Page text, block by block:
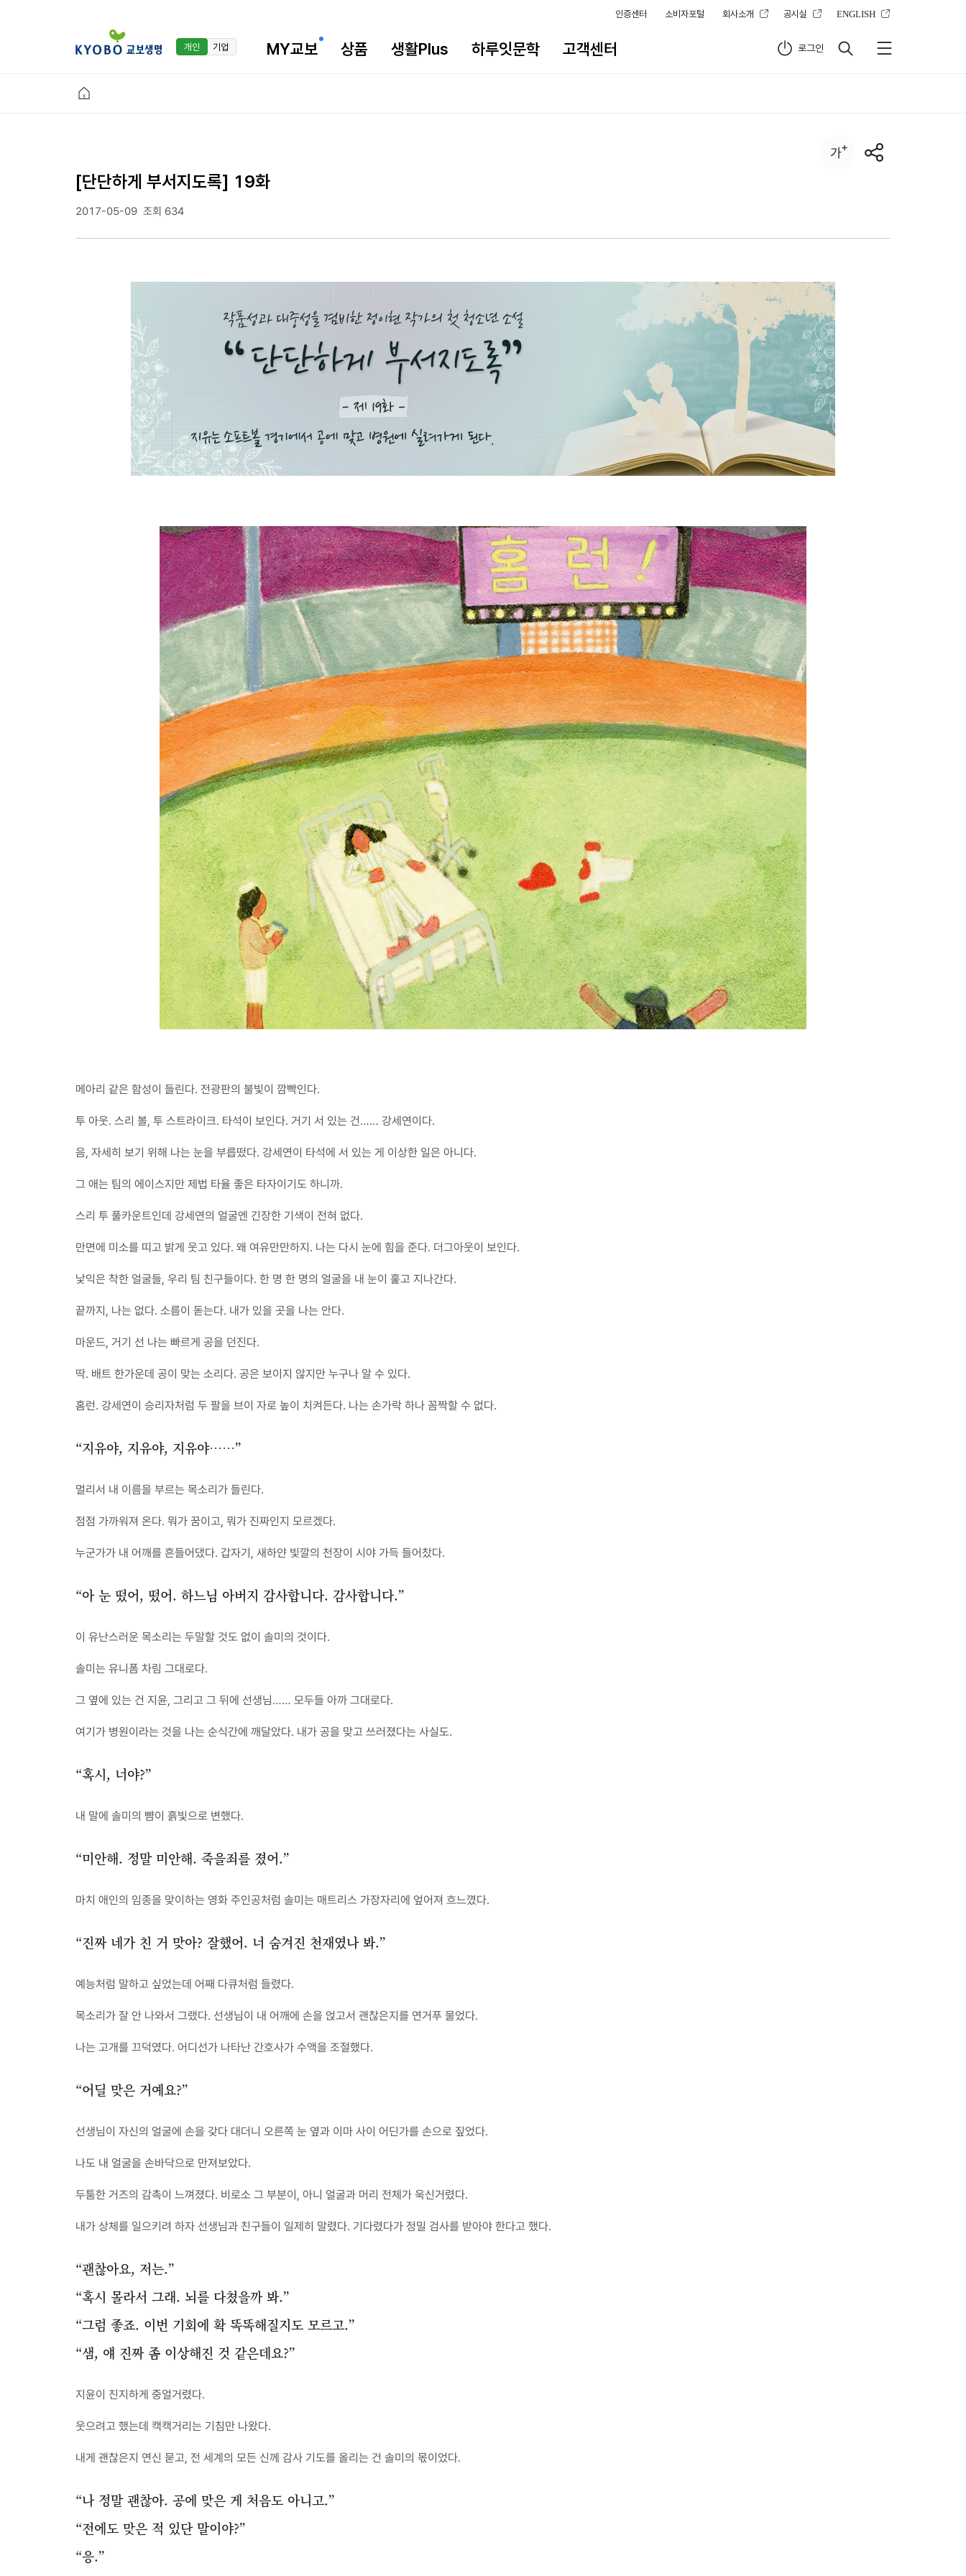
인증센터 소비자포털 회사소개 공시실 ENGLISH
개인 기업 MY교보 상품 생활Plus 하루잇문학 고객센터 로그인
[단단하게 부서지도록] 19화
2017-05-09 조회 634
메아리 같은 함성이 들린다. 전광판의 불빛이 깜빡인다.
투 아웃. 스리 볼, 투 스트라이크. 타석이 보인다. 거기 서 있는 건…… 강세연이다.
음, 자세히 보기 위해 나는 눈을 부릅떴다. 강세연이 타석에 서 있는 게 이상한 일은 아니다.
그 애는 팀의 에이스지만 제법 타율 좋은 타자이기도 하니까.
스리 투 풀카운트인데 강세연의 얼굴엔 긴장한 기색이 전혀 없다.
만면에 미소를 띠고 밝게 웃고 있다. 왜 여유만만하지. 나는 다시 눈에 힘을 준다. 더그아웃이 보인다.
낯익은 착한 얼굴들, 우리 팀 친구들이다. 한 명 한 명의 얼굴을 내 눈이 훑고 지나간다.
끝까지, 나는 없다. 소름이 돋는다. 내가 있을 곳을 나는 안다.
마운드, 거기 선 나는 빠르게 공을 던진다.
딱. 배트 한가운데 공이 맞는 소리다. 공은 보이지 않지만 누구나 알 수 있다.
홈런. 강세연이 승리자처럼 두 팔을 브이 자로 높이 치켜든다. 나는 손가락 하나 꼼짝할 수 없다.
“지유야, 지유야, 지유야……”
멀리서 내 이름을 부르는 목소리가 들린다.
점점 가까워져 온다. 뭐가 꿈이고, 뭐가 진짜인지 모르겠다.
누군가가 내 어깨를 흔들어댔다. 갑자기, 새하얀 빛깔의 천장이 시야 가득 들어찼다.
“아 눈 떴어, 떴어. 하느님 아버지 감사합니다. 감사합니다.”
이 유난스러운 목소리는 두말할 것도 없이 솔미의 것이다.
솔미는 유니폼 차림 그대로다.
그 옆에 있는 건 지윤, 그리고 그 뒤에 선생님…… 모두들 아까 그대로다.
여기가 병원이라는 것을 나는 순식간에 깨달았다. 내가 공을 맞고 쓰러졌다는 사실도.
“혹시, 너야?”
내 말에 솔미의 뺨이 흙빛으로 변했다.
“미안해. 정말 미안해. 죽을죄를 졌어.”
마치 애인의 임종을 맞이하는 영화 주인공처럼 솔미는 매트리스 가장자리에 엎어져 흐느꼈다.
“진짜 네가 친 거 맞아? 잘했어. 너 숨겨진 천재였나 봐.”
예능처럼 말하고 싶었는데 어째 다큐처럼 들렸다.
목소리가 잘 안 나와서 그랬다. 선생님이 내 어깨에 손을 얹고서 괜찮은지를 연거푸 물었다.
나는 고개를 끄덕였다. 어디선가 나타난 간호사가 수액을 조절했다.
“어딜 맞은 거예요?”
선생님이 자신의 얼굴에 손을 갖다 대더니 오른쪽 눈 옆과 이마 사이 어딘가를 손으로 짚었다.
나도 내 얼굴을 손바닥으로 만져보았다.
두툼한 거즈의 감촉이 느껴졌다. 비로소 그 부분이, 아니 얼굴과 머리 전체가 욱신거렸다.
내가 상체를 일으키려 하자 선생님과 친구들이 일제히 말렸다. 기다렸다가 정밀 검사를 받아야 한다고 했다.
“괜찮아요, 저는.”
“혹시 몰라서 그래. 뇌를 다쳤을까 봐.”
“그럼 좋죠. 이번 기회에 확 똑똑해질지도 모르고.”
“샘, 얘 진짜 좀 이상해진 것 같은데요?”
지윤이 진지하게 중얼거렸다.
웃으려고 했는데 캑캑거리는 기침만 나왔다.
내게 괜찮은지 연신 묻고, 전 세계의 모든 신께 감사 기도를 올리는 건 솔미의 몫이었다.
“나 정말 괜찮아. 공에 맞은 게 처음도 아니고.”
“전에도 맞은 적 있단 말이야?”
“응.”